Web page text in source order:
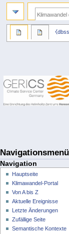
Navigationsmenü
Navigation
Hauptseite
Klimawandel-Portal
Von A bis Z
Aktuelle Ereignisse
Letzte Änderungen
Zufällige Seite
Semantische Kontexte